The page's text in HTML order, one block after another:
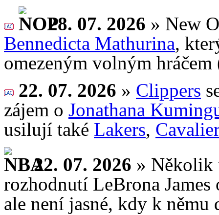
28. 07. 2026 » New
Bennedicta Mathurina,
omezeným volným hráčem
22. 07. 2026 » Clippers
zájem o Jonathana
usilují také Lakers,
22. 07. 2026 » Několik
rozhodnutí LeBrona James
ale není jasné, kdy k němu